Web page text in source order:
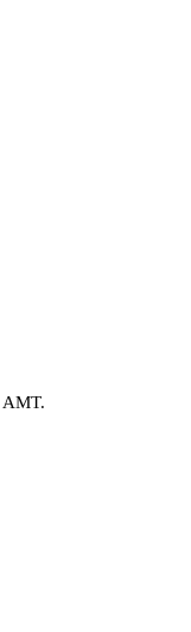
AMT.